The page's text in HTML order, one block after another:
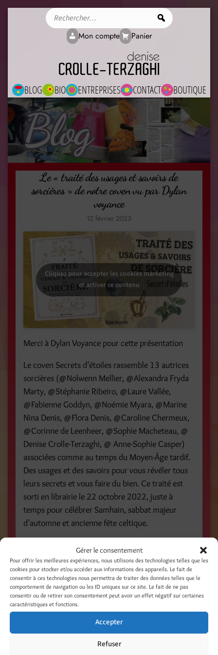
Gérer le consentement
Pour offrir les meilleures expériences, nous utilisons des technologies telles que les
cookies pour stocker et/ou accéder aux informations des appareils. Le fait de
consentir à ces technologies nous permettra de traiter des données telles que le
comportement de navigation ou les ID uniques sur ce site. Le fait de ne pas
consentir ou de retirer son consentement peut avoir un effet négatif sur certaines
caractéristiques et fonctions.
Accepter
Refuser
BLOG BIO ENTREPRISES CONTACT BOUTIQUE
Mon compte Panier
Blog
Le « traité des usages et savoirs de
sorcières » de notre coven vu par Dylan
voyance
12 février 2023
Cliquez pour accepter les cookies marketing
et activer ce contenu
Merci à Dylan Voyance pour cette présentation
Le coven Secrets d’étoiles rassemble 13 autrices
sorcières (@Nolwenn Mellier, @Alexandra Fryda
Marty, @Stéphanie Ribeiro, @Laure Vallée,
@Fabienne Goddyn, @Noémie Myara, @Marine
Nina Denis, @Flora Denis, @Caroline Chermeux,
@Corinne de Leenheer, @Sophie Macheteau, @
Denise Crolle-Terzaghi, @ Anne-Sophie Casper)
associées comme au temps du Moyen-Âge tardif.
Des usages et des savoirs pour vous révéler tous
leurs secrets et vous faire du bien. Ce traité est
sorti en librairie le 22 octobre 2022, juste à
temps pour célébrer Samhain, sabbat majeur
d’automne et ancienne fête celtique.
Facebook
Threads
LinkedIn Pinterest
Nextdoor